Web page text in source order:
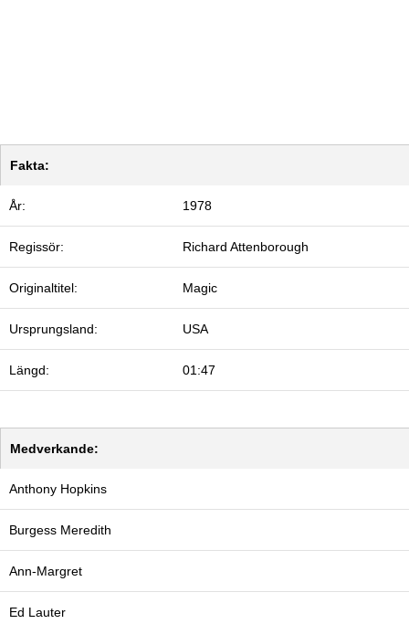
Fakta:
År: 1978
Regissör: Richard Attenborough
Originaltitel: Magic
Ursprungsland: USA
Längd: 01:47
Medverkande:
Anthony Hopkins
Burgess Meredith
Ann-Margret
Ed Lauter